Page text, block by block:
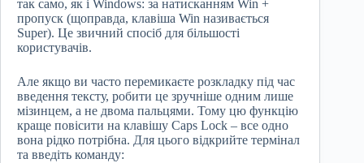
так само, як і Windows: за натисканням Win +
пропуск (щоправда, клавіша Win називається
Super). Це звичний спосіб для більшості
користувачів.
Але якщо ви часто перемикаєте розкладку під час
введення тексту, робити це зручніше одним лише
мізинцем, а не двома пальцями. Тому цю функцію
краще повісити на клавішу Caps Lock – все одно
вона рідко потрібна. Для цього відкрийте термінал
та введіть команду: